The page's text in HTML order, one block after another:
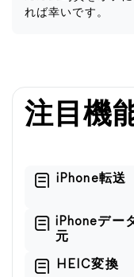
れば幸いです。
注目機
iPhone転送
iPhoneデー
元
HEIC変換